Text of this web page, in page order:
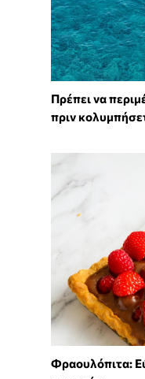
Πρέπει να
πριν
Φραουλόπιτα: